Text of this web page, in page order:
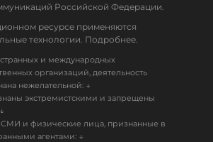
Российской Федерации.
ресурсе применяются
технологии. Подробнее.
и международных
организаций, деятельность
нежелательной: ↓
экстремистскими и запрещены
↓
и физические лица, признанные в
агентами: ↓